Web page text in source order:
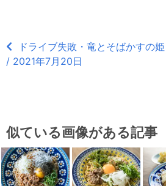
ドライブ失敗・竜とそばかすの姫
/ 2021年7月20日
似ている画像がある記事